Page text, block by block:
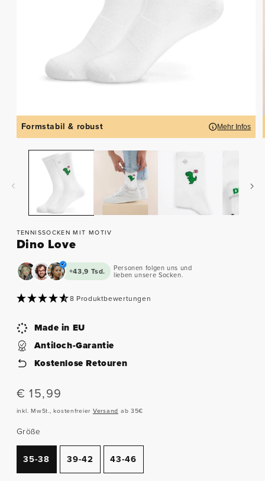
Formstabil & robust Mehr Infos
TENNISSOCKEN MIT MOTIV
Dino Love
+43,9 Tsd. Personen folgen uns und
lieben unsere Socken.
8 Produktbewertungen
Made in EU
Antiloch-Garantie
Kostenlose Retouren
Normaler
Preis
€ 15,99
inkl. MwSt., kostenfreier Versand ab 35€
Größe
35-38 39-42 43-46